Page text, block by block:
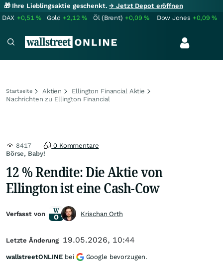
🎁 Ihre Lieblingsaktie geschenkt.→ Jetzt Depot eröffnen
DAX +0,51% Gold +2,12% Öl (Brent) +0,09% Dow Jones +0,09%
Startseite Aktien
Ellington Financial Aktie
Nachrichten zu Ellington Financial
Börse, Baby!
8417 0 Kommentare
12 % Rendite: Die Aktie von
Ellington ist eine Cash-Cow
Verfasst von Krischan Orth
Letzte Änderung 19.05.2026, 10:44
wallstreetONLINE bei Google bevorzugen.